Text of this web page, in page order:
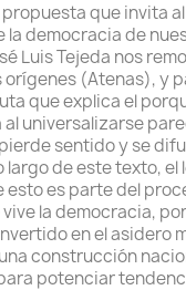
que invita
la democracia de
Luis Tejeda nos
orígenes (Atenas), y
que explica el
universalizarse
sentido y se
largo de este texto,
esto es parte del
la democracia,
en el asidero
construcción
potenciar